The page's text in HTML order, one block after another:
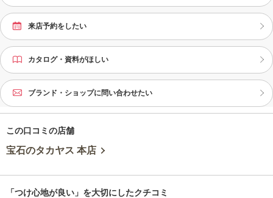
来店予約をしたい
カタログ・資料がほしい
ブランド・ショップに問い合わせたい
この口コミの店舗
宝石のタカヤス 本店
「つけ心地が良い」を大切にしたクチコミ